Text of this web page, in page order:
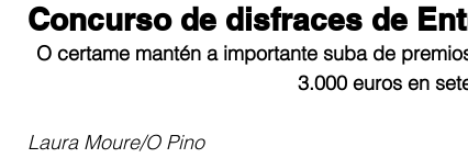
Concurso de disfraces de
O certame mantén a importante suba de
3.000 euros en
Laura Moure/O Pino